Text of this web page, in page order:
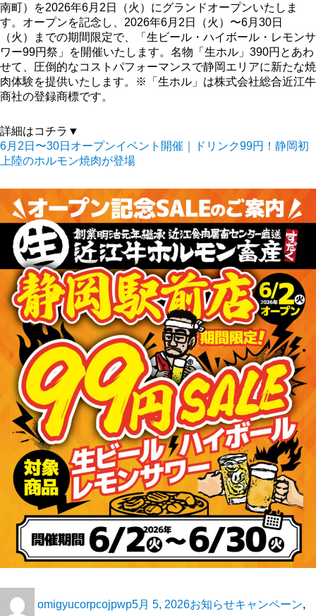
南町）を2026年6月2日（火）にグランドオープンいたしま
す。オープンを記念し、2026年6月2日（火）〜6月30日
（火）までの期間限定で、「生ビール・ハイボール・レモンサ
ワー99円祭」を開催いたします。名物「生ホル」390円とあわ
せて、圧倒的なコストパフォーマンスで静岡エリアに新たな焼
肉体験を提供いたします。※「生ホル」は株式会社総合近江牛
商社の登録商標です。
詳細はコチラ▼
6月2日〜30日オープンイベント開催｜ドリンク99円！静岡初
上陸のホルモン焼肉が登場
omigyucorpcojpwp5月 5, 2026お知らせキャンペーン,